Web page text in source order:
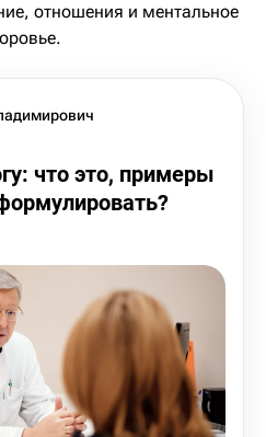
отношения и ментальное
что это, примеры